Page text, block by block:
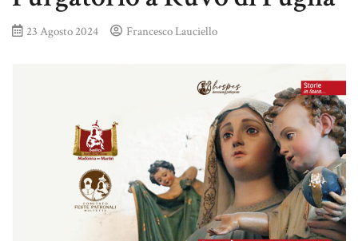
23 Agosto 2024 Francesco Lauciello